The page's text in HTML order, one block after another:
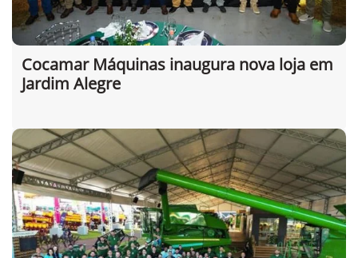
Cocamar Máquinas inaugura nova loja em
Jardim Alegre